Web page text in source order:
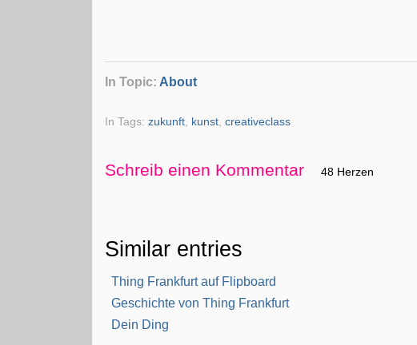
In Topic: About
In Tags:zukunft kunst ,creativeclass
Schreib einen Kommentar 48 Herzen
Similar entries
Thing Frankfurt auf Flipboard
Geschichte von Thing Frankfurt
Dein Ding